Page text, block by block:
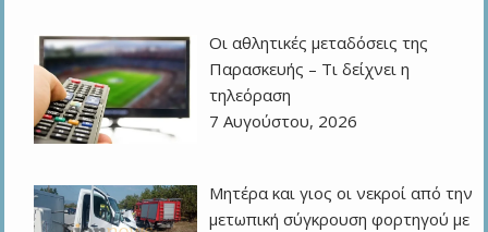
Οι αθλητικές μεταδόσεις της
Παρασκευής – Τι δείχνει η
τηλεόραση
7 Αυγούστου, 2026
Μητέρα και γιος οι νεκροί από την
μετωπική σύγκρουση φορτηγού με